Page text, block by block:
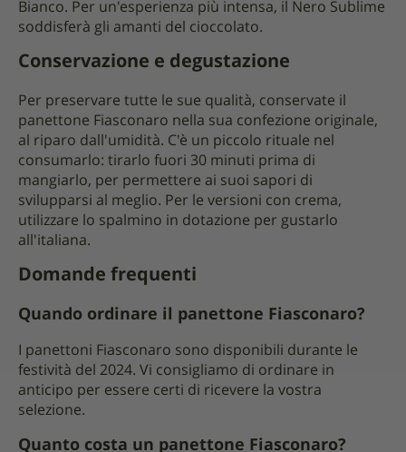
Bianco. Per un'esperienza più intensa, il Nero Sublime
soddisferà gli amanti del cioccolato.
Conservazione e degustazione
Per preservare tutte le sue qualità, conservate il
panettone Fiasconaro nella sua confezione originale,
al riparo dall'umidità. C'è un piccolo rituale nel
consumarlo: tirarlo fuori 30 minuti prima di
mangiarlo, per permettere ai suoi sapori di
svilupparsi al meglio. Per le versioni con crema,
utilizzare lo spalmino in dotazione per gustarlo
all'italiana.
Domande frequenti
Quando ordinare il panettone Fiasconaro?
I panettoni Fiasconaro sono disponibili durante le
festività del 2024. Vi consigliamo di ordinare in
anticipo per essere certi di ricevere la vostra
selezione.
Quanto costa un panettone Fiasconaro?